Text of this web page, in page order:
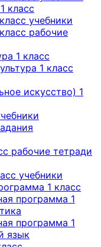
класс
учебники
рабочие
1 класс
1 класс
искусство) 1
рабочие тетради
учебники
1 класс
программа 1
программа 1
язык